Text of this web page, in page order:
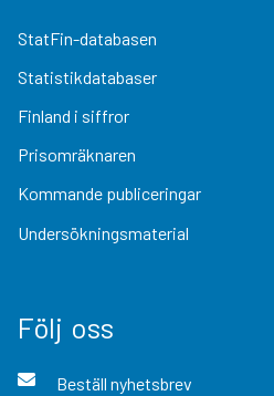
StatFin-databasen
Statistikdatabaser
Finland i siffror
Prisomräknaren
Kommande publiceringar
Undersökningsmaterial
Följ oss
Beställ nyhetsbrev